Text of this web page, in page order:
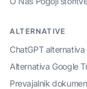
ALTERNATIVE
ChatGPT alternativa
Alternativa Google
Prevajalnik